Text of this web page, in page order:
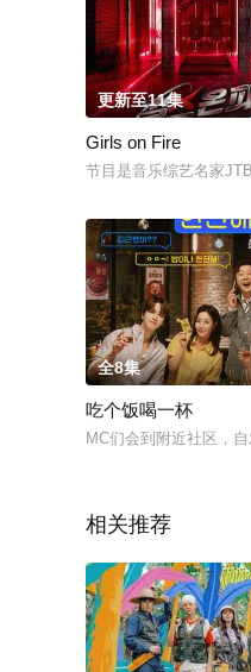
更新至11集
Girls on Fire
节目是音乐综艺名家
全8集
吃个饭喝一杯
MC们会到附近社区，
相关推荐